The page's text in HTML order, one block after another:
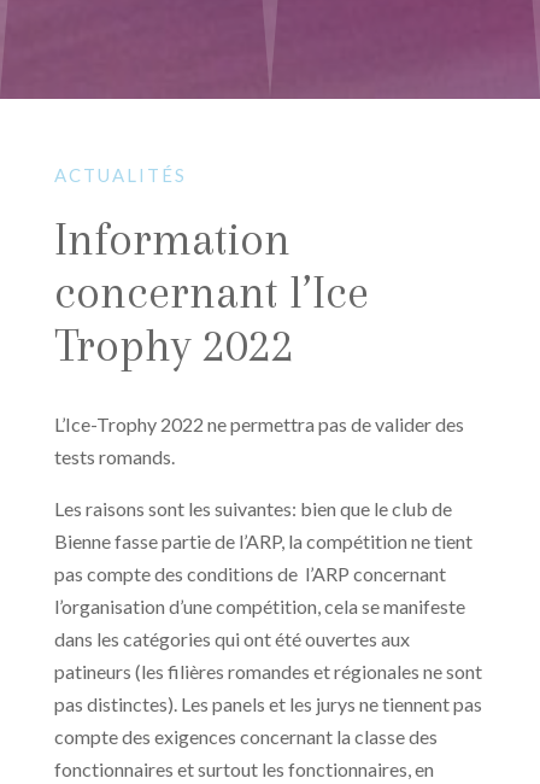
ACTUALITÉS
Information
concernant l’Ice
Trophy 2022
L’Ice-Trophy 2022 ne permettra pas de valider des
tests romands.
Les raisons sont les suivantes: bien que le club de
Bienne fasse partie de l’ARP, la compétition ne tient
pas compte des conditions de l’ARP concernant
l’organisation d’une compétition, cela se manifeste
dans les catégories qui ont été ouvertes aux
patineurs (les filières romandes et régionales ne sont
pas distinctes). Les panels et les jurys ne tiennent pas
compte des exigences concernant la classe des
fonctionnaires et surtout les fonctionnaires, en